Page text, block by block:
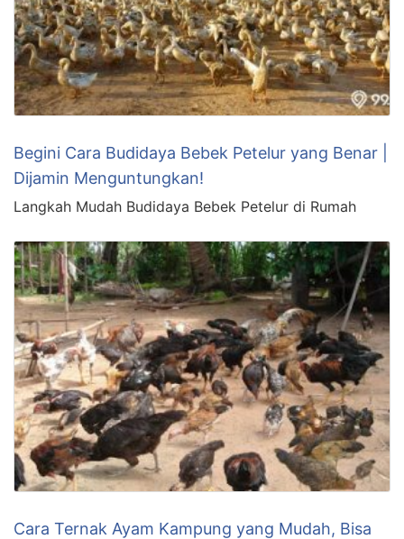
Begini Cara Budidaya Bebek Petelur yang Benar |
Dijamin Menguntungkan!
Langkah Mudah Budidaya Bebek Petelur di Rumah
Cara Ternak Ayam Kampung yang Mudah, Bisa